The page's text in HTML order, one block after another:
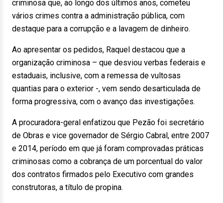
criminosa que, ao longo dos últimos anos, cometeu
vários crimes contra a administração pública, com
destaque para a corrupção e a lavagem de dinheiro.
Ao apresentar os pedidos, Raquel destacou que a
organização criminosa – que desviou verbas federais e
estaduais, inclusive, com a remessa de vultosas
quantias para o exterior -, vem sendo desarticulada de
forma progressiva, com o avanço das investigações.
A procuradora-geral enfatizou que Pezão foi secretário
de Obras e vice governador de Sérgio Cabral, entre 2007
e 2014, período em que já foram comprovadas práticas
criminosas como a cobrança de um porcentual do valor
dos contratos firmados pelo Executivo com grandes
construtoras, a título de propina.